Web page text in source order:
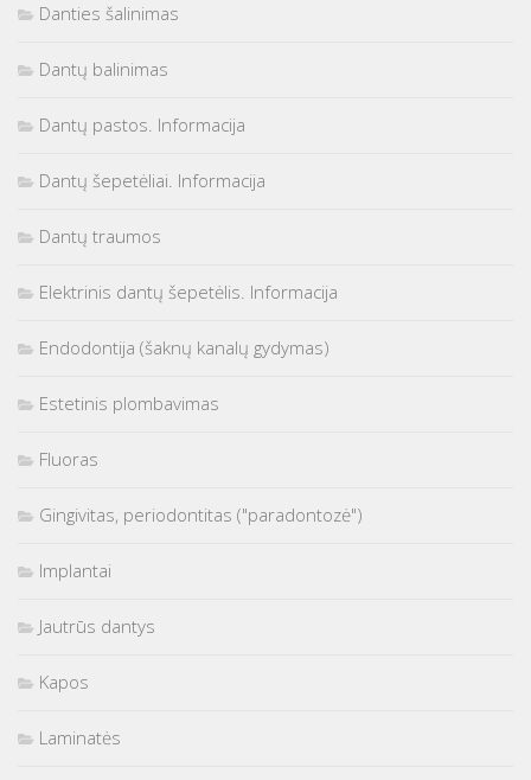
Danties šalinimas
Dantų balinimas
Dantų pastos. Informacija
Dantų šepetėliai. Informacija
Dantų traumos
Elektrinis dantų šepetėlis. Informacija
Endodontija (šaknų kanalų gydymas)
Estetinis plombavimas
Fluoras
Gingivitas, periodontitas ("paradontozė")
Implantai
Jautrūs dantys
Kapos
Laminatės